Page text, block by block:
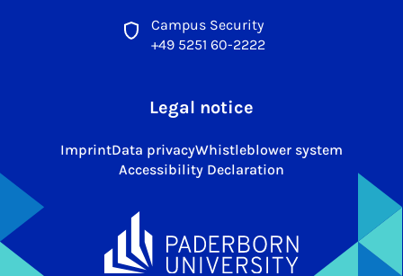
Campus Security
+49 5251 60-2222
Legal notice
ImprintData privacyWhistleblower system
Accessibility Declaration